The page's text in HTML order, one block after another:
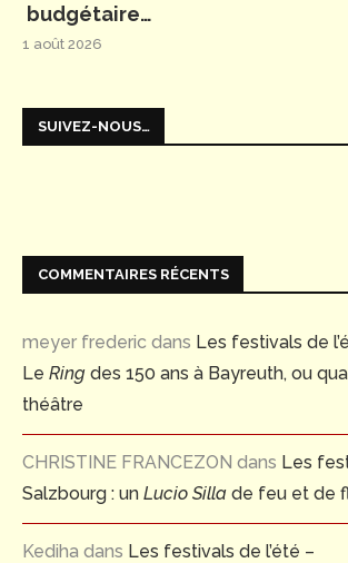
budgétaire…
1 août 2026
SUIVEZ-NOUS…
COMMENTAIRES RÉCENTS
meyer frederic dans Les festivals de
Le Ring des 150 ans à Bayreuth, ou
théâtre
CHRISTINE FRANCEZON dans Les
Salzbourg : un Lucio Silla de feu et de
Kediha dans Les festivals de l’été –